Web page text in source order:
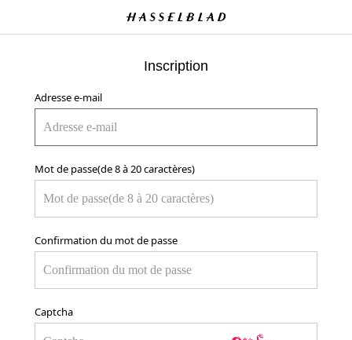
Inscription
Adresse e-mail
Mot de passe(de 8 à 20 caractères)
Confirmation du mot de passe
Captcha